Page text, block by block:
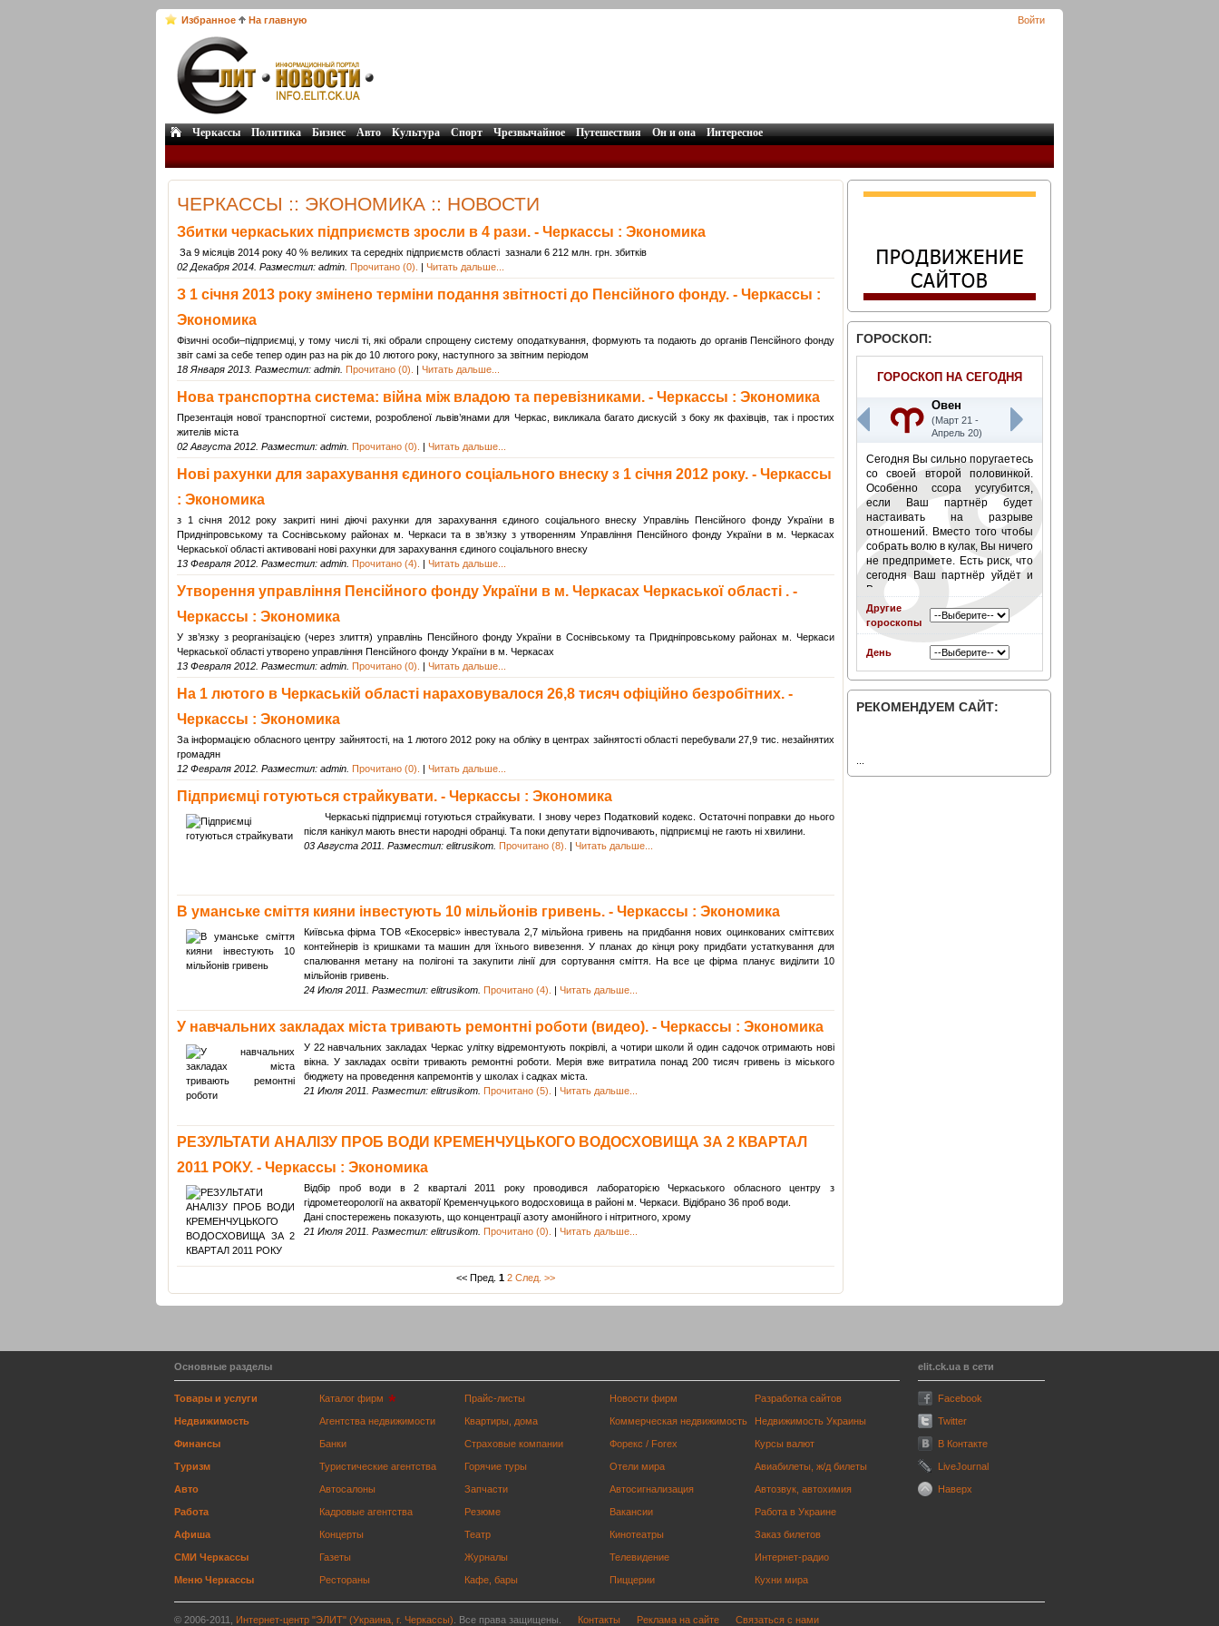
Избранное На главную Войти
Черкассы Политика Бизнес Авто Культура Спорт Чрезвычайное Путешествия Он и она Интересное
ЧЕРКАССЫ :: ЭКОНОМИКА :: НОВОСТИ
Збитки черкаських підприємств зросли в 4 рази. - Черкассы : Экономика
За 9 місяців 2014 року 40 % великих та середніх підприємств області зазнали 6 212 млн. грн. збитків
02 Декабря 2014. Разместил: admin. Прочитано (0). | Читать дальше...
З 1 січня 2013 року змінено терміни подання звітності до Пенсійного фонду. - Черкассы :
Экономика
Фізичні особи–підприємці, у тому числі ті, які обрали спрощену систему оподаткування, формують та подають до органів Пенсійного фонду
звіт самі за себе тепер один раз на рік до 10 лютого року, наступного за звітним періодом
18 Января 2013. Разместил: admin. Прочитано (0). | Читать дальше...
Нова транспортна система: війна між владою та перевізниками. - Черкассы : Экономика
Презентація нової транспортної системи, розробленої львів’янами для Черкас, викликала багато дискусій з боку як фахівців, так і простих
жителів міста
02 Августа 2012. Разместил: admin. Прочитано (0). | Читать дальше...
Нові рахунки для зарахування єдиного соціального внеску з 1 січня 2012 року. - Черкассы
: Экономика
з 1 січня 2012 року закриті нині діючі рахунки для зарахування єдиного соціального внеску Управлінь Пенсійного фонду України в
Придніпровському та Соснівському районах м. Черкаси та в зв’язку з утворенням Управління Пенсійного фонду України в м. Черкасах
Черкаської області активовані нові рахунки для зарахування єдиного соціального внеску
13 Февраля 2012. Разместил: admin. Прочитано (4). | Читать дальше...
Утворення управління Пенсійного фонду України в м. Черкасах Черкаської області . -
Черкассы : Экономика
У зв’язку з реорганізацією (через злиття) управлінь Пенсійного фонду України в Соснівському та Придніпровському районах м. Черкаси
Черкаської області утворено управління Пенсійного фонду України в м. Черкасах
13 Февраля 2012. Разместил: admin. Прочитано (0). | Читать дальше...
На 1 лютого в Черкаській області нараховувалося 26,8 тисяч офіційно безробітних. -
Черкассы : Экономика
За інформацією обласного центру зайнятості, на 1 лютого 2012 року на обліку в центрах зайнятості області перебували 27,9 тис. незайнятих
громадян
12 Февраля 2012. Разместил: admin. Прочитано (0). | Читать дальше...
Підприємці готуються страйкувати. - Черкассы : Экономика
Черкаські підприємці готуються страйкувати. І знову через Податковий кодекс. Остаточні поправки до нього
після канікул мають внести народні обранці. Та поки депутати відпочивають, підприємці не гають ні хвилини.
03 Августа 2011. Разместил: elitrusikom. Прочитано (8). | Читать дальше...
В уманське сміття кияни інвестують 10 мільйонів гривень. - Черкассы : Экономика
Київська фірма ТОВ «Екосервіс» інвестувала 2,7 мільйона гривень на придбання нових оцинкованих сміттєвих
контейнерів із кришками та машин для їхнього вивезення. У планах до кінця року придбати устаткування для
спалювання метану на полігоні та закупити лінії для сортування сміття. На все це фірма планує виділити 10
мільйонів гривень.
24 Июля 2011. Разместил: elitrusikom. Прочитано (4). | Читать дальше...
У навчальних закладах міста тривають ремонтні роботи (видео). - Черкассы : Экономика
У 22 навчальних закладах Черкас улітку відремонтують покрівлі, а чотири школи й один садочок отримають нові
вікна. У закладах освіти тривають ремонтні роботи. Мерія вже витратила понад 200 тисяч гривень із міського
бюджету на проведення капремонтів у школах і садках міста.
21 Июля 2011. Разместил: elitrusikom. Прочитано (5). | Читать дальше...
РЕЗУЛЬТАТИ АНАЛІЗУ ПРОБ ВОДИ КРЕМЕНЧУЦЬКОГО ВОДОСХОВИЩА ЗА 2 КВАРТАЛ
2011 РОКУ. - Черкассы : Экономика
Відбір проб води в 2 кварталі 2011 року проводився лабораторією Черкаського обласного центру з
гідрометеорології на акваторії Кременчуцького водосховища в районі м. Черкаси. Відібрано 36 проб води.
Дані спостережень показують, що концентрації азоту амонійного і нітритного, хрому
21 Июля 2011. Разместил: elitrusikom. Прочитано (0). | Читать дальше...
<< Пред. 1 2 След. >>
ГОРОСКОП:
ГОРОСКОП НА СЕГОДНЯ
Овен
(Март 21 -
Апрель 20)
Сегодня Вы сильно поругаетесь
со своей второй половинкой.
Особенно ссора усугубится,
если Ваш партнёр будет
настаивать на разрыве
отношений. Вместо того чтобы
собрать волю в кулак, Вы ничего
не предпримете. Есть риск, что
сегодня Ваш партнёр уйдёт и
Вы не станете его
останавливать.
Подробнее
Другие
гороскопы
День
РЕКОМЕНДУЕМ САЙТ:
Основные разделы elit.ck.ua в сети
Товары и услуги
Недвижимость
Финансы
Туризм
Авто
Работа
Афиша
СМИ Черкассы
Меню Черкассы
Каталог фирм
Агентства недвижимости
Банки
Туристические агентства
Автосалоны
Кадровые агентства
Концерты
Газеты
Рестораны
Прайс-листы
Квартиры, дома
Страховые компании
Горячие туры
Запчасти
Резюме
Театр
Журналы
Кафе, бары
Новости фирм
Коммерческая недвижимость
Форекс / Forex
Отели мира
Автосигнализация
Вакансии
Кинотеатры
Телевидение
Пиццерии
Разработка сайтов
Недвижимость Украины
Курсы валют
Авиабилеты, ж/д билеты
Автозвук, автохимия
Работа в Украине
Заказ билетов
Интернет-радио
Кухни мира
Facebook
Twitter
В Контакте
LiveJournal
Наверх
© 2006-2011, Интернет-центр "ЭЛИТ" (Украина, г. Черкассы) . Все права защищены. Контакты Реклама на сайте Связаться с нами